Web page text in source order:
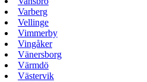
Varberg
Vellinge
Vimmerby
Vingåker
Vänersborg
Värmdö
Västervik